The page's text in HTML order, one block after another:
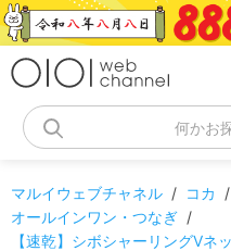
コ
ン
何かお
マルイウェブチャネル / コカ /
オールインワン・つなぎ /
【速乾】シボシャーリングVネ